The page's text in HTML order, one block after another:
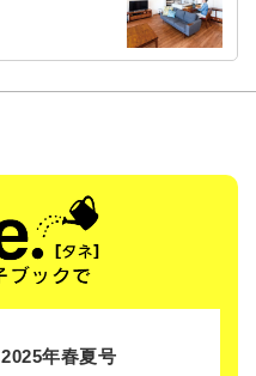
2025年春夏号